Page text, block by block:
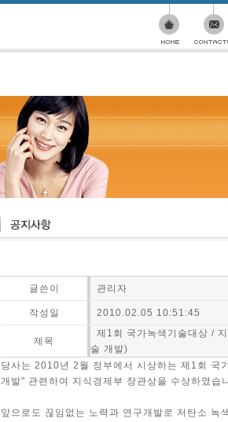
글쓴이 관리자
작성일 2010.02.05 10:51:45
제목
제1회 국가녹색기술대상 /
술 개발)
당사는 2010년 2월 정부에서 시상하는 제1회 국
개발" 관련하여 지식경제부 장관상을 수상하였습
앞으로도 끊임없는 노력과 연구개발로 저탄소 녹